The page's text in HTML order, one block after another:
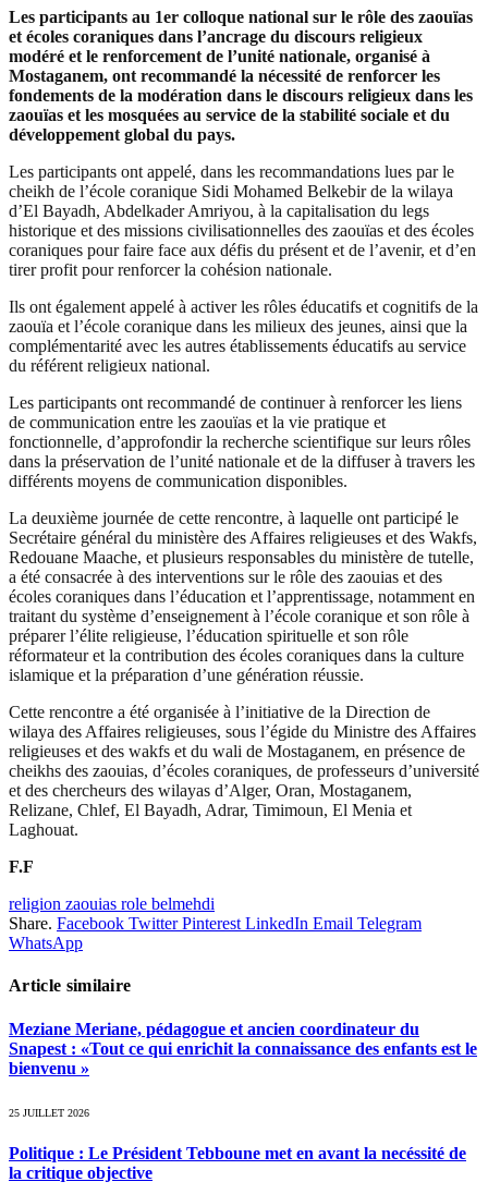
Les participants au 1er colloque national sur le rôle des zaouïas
et écoles coraniques dans l’ancrage du discours religieux
modéré et le renforcement de l’unité nationale, organisé à
Mostaganem, ont recommandé la nécessité de renforcer les
fondements de la modération dans le discours religieux dans les
zaouïas et les mosquées au service de la stabilité sociale et du
développement global du pays.
Les participants ont appelé, dans les recommandations lues par le
cheikh de l’école coranique Sidi Mohamed Belkebir de la wilaya
d’El Bayadh, Abdelkader Amriyou, à la capitalisation du legs
historique et des missions civilisationnelles des zaouïas et des écoles
coraniques pour faire face aux défis du présent et de l’avenir, et d’en
tirer profit pour renforcer la cohésion nationale.
Ils ont également appelé à activer les rôles éducatifs et cognitifs de la
zaouïa et l’école coranique dans les milieux des jeunes, ainsi que la
complémentarité avec les autres établissements éducatifs au service
du référent religieux national.
Les participants ont recommandé de continuer à renforcer les liens
de communication entre les zaouïas et la vie pratique et
fonctionnelle, d’approfondir la recherche scientifique sur leurs rôles
dans la préservation de l’unité nationale et de la diffuser à travers les
différents moyens de communication disponibles.
La deuxième journée de cette rencontre, à laquelle ont participé le
Secrétaire général du ministère des Affaires religieuses et des Wakfs,
Redouane Maache, et plusieurs responsables du ministère de tutelle,
a été consacrée à des interventions sur le rôle des zaouias et des
écoles coraniques dans l’éducation et l’apprentissage, notamment en
traitant du système d’enseignement à l’école coranique et son rôle à
préparer l’élite religieuse, l’éducation spirituelle et son rôle
réformateur et la contribution des écoles coraniques dans la culture
islamique et la préparation d’une génération réussie.
Cette rencontre a été organisée à l’initiative de la Direction de
wilaya des Affaires religieuses, sous l’égide du Ministre des Affaires
religieuses et des wakfs et du wali de Mostaganem, en présence de
cheikhs des zaouias, d’écoles coraniques, de professeurs d’université
et des chercheurs des wilayas d’Alger, Oran, Mostaganem,
Relizane, Chlef, El Bayadh, Adrar, Timimoun, El Menia et
Laghouat.
F.F
religion zaouias role belmehdi
Share. Facebook Twitter Pinterest LinkedIn Email Telegram
WhatsApp
Article similaire
Meziane Meriane, pédagogue et ancien coordinateur du
Snapest : «Tout ce qui enrichit la connaissance des enfants est le
bienvenu »
25 JUILLET 2026
Politique : Le Président Tebboune met en avant la necéssité de
la critique objective